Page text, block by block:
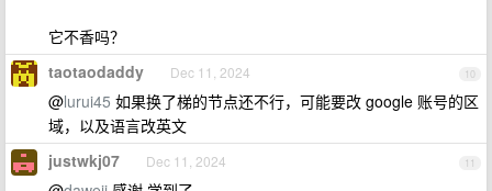
它不香吗？
10
taotaodaddy Dec 11, 2024
@lurui45 如果换了梯的节点还不行，可能要改 google 账号的区
域，以及语言改英文
11
justwkj07 Dec 11, 2024